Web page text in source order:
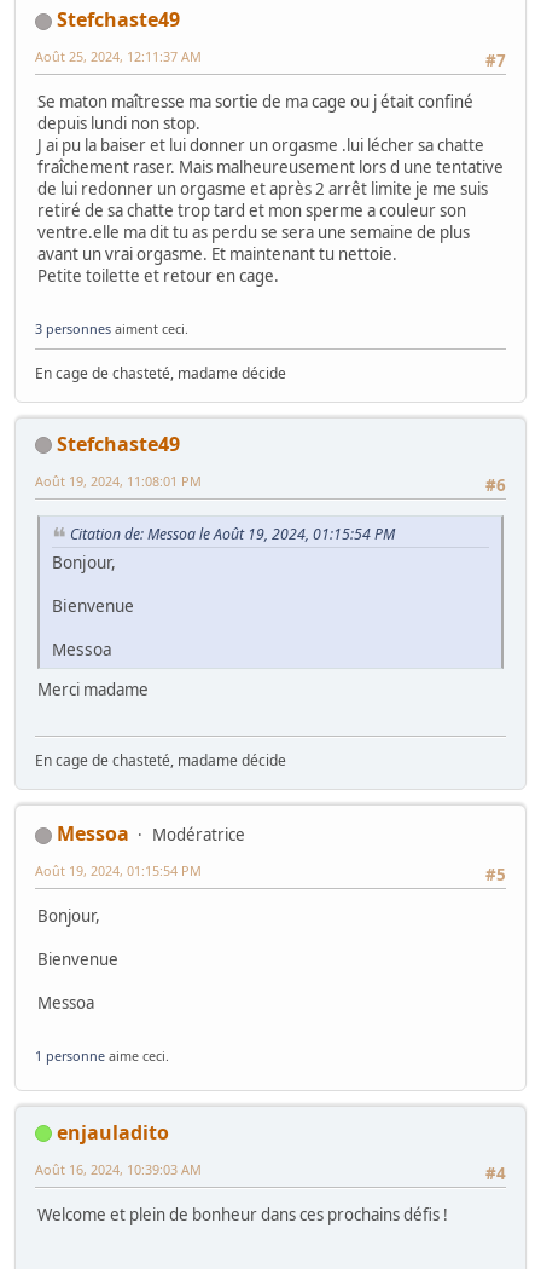
Stefchaste49
#7
Août 25, 2024, 12:11:37 AM
Se maton maîtresse ma sortie de ma cage ou j était confiné
depuis lundi non stop.
J ai pu la baiser et lui donner un orgasme .lui lécher sa chatte
fraîchement raser. Mais malheureusement lors d une tentative
de lui redonner un orgasme et après 2 arrêt limite je me suis
retiré de sa chatte trop tard et mon sperme a couleur son
ventre.elle ma dit tu as perdu se sera une semaine de plus
avant un vrai orgasme. Et maintenant tu nettoie.
Petite toilette et retour en cage.
3 personnes aiment ceci.
En cage de chasteté, madame décide
Stefchaste49
#6
Août 19, 2024, 11:08:01 PM
Citation de: Messoa le Août 19, 2024, 01:15:54 PM
Bonjour,
Bienvenue
Messoa
Merci madame
En cage de chasteté, madame décide
Messoa
Modératrice
#5
Août 19, 2024, 01:15:54 PM
Bonjour,
Bienvenue
Messoa
1 personne aime ceci.
enjauladito
#4
Août 16, 2024, 10:39:03 AM
Welcome et plein de bonheur dans ces prochains défis !